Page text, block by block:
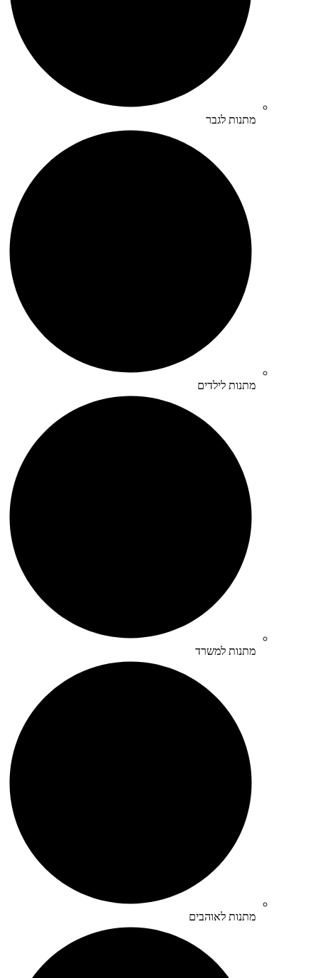
מתנות לגבר
מתנות לילדים
מתנות למשרד
מתנות לאוהבים